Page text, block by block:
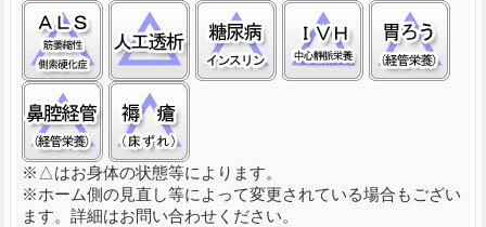
筋萎縮性側索硬化症(ＡＬＳ):△
人工透析:△糖尿病(インスリン):△
中心静脈栄養(
経
経管栄養(鼻腔経管):△
褥瘡（床ずれ）:△
※△はお身体の状態等によります。
※ホーム側の見直し等によって変更されている場合もござい
ます。詳細はお問い合わせください。